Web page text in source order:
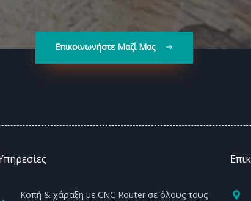
Επικοινωνήστε Μαζί Μας
Κοπή & χάραξη με CNC Router σε όλους τους